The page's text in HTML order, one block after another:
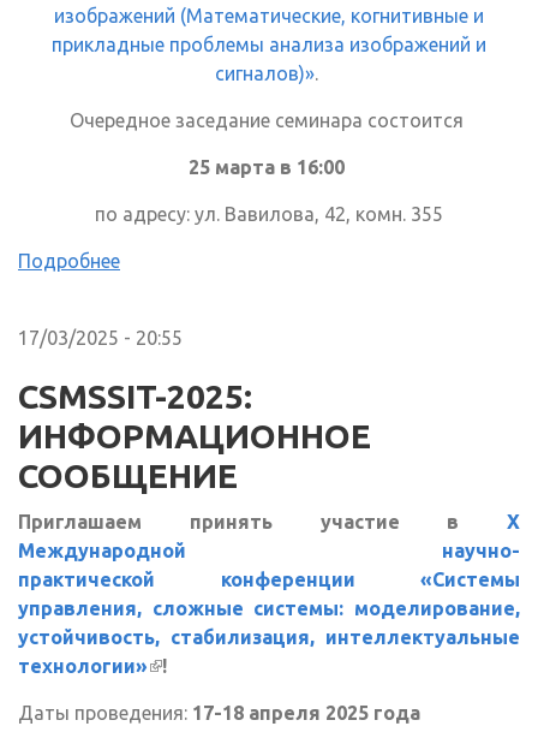
изображений (Математические, когнитивные и
прикладные проблемы анализа изображений и
сигналов)».
Очередное заседание семинара состоится
25 марта в 16:00
по адресу: ул. Вавилова, 42, комн. 355
Подробнее
17/03/2025 - 20:55
CSMSSIT-2025:
ИНФОРМАЦИОННОЕ
СООБЩЕНИЕ
Приглашаем принять участие в X
Международной научно-
практической конференции «Системы
управления, сложные системы: моделирование,
устойчивость, стабилизация, интеллектуальные
технологии»(внешняя ссылка)
!
Даты проведения: 17-18 апреля 2025 года